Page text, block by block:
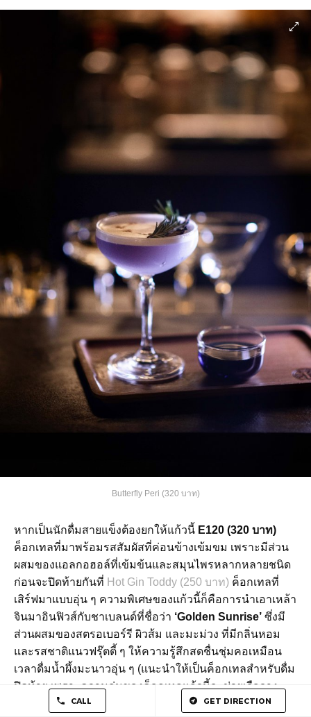
CALL GET DIRECTION
Butterfly Peri (320 บาท)
หากเป็นนักดื่มสายแข็งต้องยกให้แก้วนี้ E120 (320 บาท)
ค็อกเทลที่มาพร้อมรสสัมผัสที่ค่อนข้างเข้มขม เพราะมีส่วน
ผสมของแอลกอฮอล์ที่เข้มข้นและสมุนไพรหลากหลายชนิด
ก่อนจะปิดท้ายกันที่ Hot Gin Toddy (250 บาท) ค็อกเทลที่
เสิร์ฟมาแบบอุ่น ๆ ความพิเศษของแก้วนี้ก็คือการนำเอาเหล้า
จินมาอินฟิวส์กับชาเบลนด์ที่ชื่อว่า ‘Golden Sunrise’ ซึ่งมี
ส่วนผสมของสตรอเบอร์รี ผิวส้ม และมะม่วง ที่มีกลิ่นหอม
และรสชาติแนวฟรุ๊ตตี้ ๆ ให้ความรู้สึกสดชื่นชุ่มคอเหมือน
เวลาดื่มน้ำผึ้งมะนาวอุ่น ๆ (แนะนำให้เป็นค็อกเทลสำหรับดื่ม
ปิดท้าย เพราะความอุ่นของค็อกเทลแก้วนี้จะช่วยเจือจาง
ความเข้มข้นของแอลกอฮอล์ และเติมความสดชื่นหลังดื่มได้